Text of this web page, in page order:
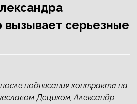
вызывает серьезные
подписания контракта на
Дациком, Александр